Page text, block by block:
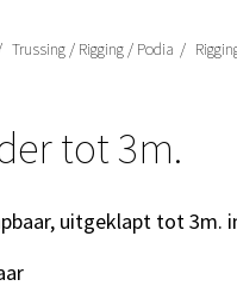
Trussing / Rigging / Podia
tot 3m.
uitgeklapt tot 3m.